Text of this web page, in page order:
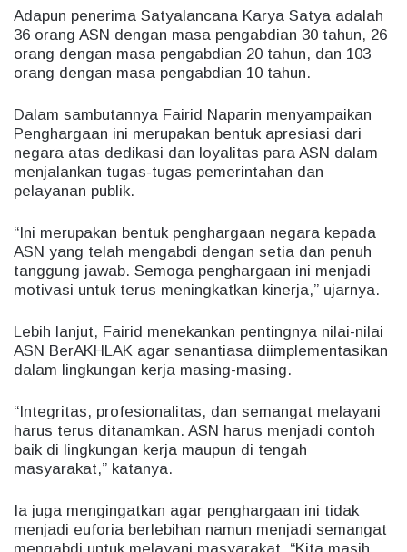
Adapun penerima Satyalancana Karya Satya adalah
36 orang ASN dengan masa pengabdian 30 tahun, 26
orang dengan masa pengabdian 20 tahun, dan 103
orang dengan masa pengabdian 10 tahun.
Dalam sambutannya Fairid Naparin menyampaikan
Penghargaan ini merupakan bentuk apresiasi dari
negara atas dedikasi dan loyalitas para ASN dalam
menjalankan tugas-tugas pemerintahan dan
pelayanan publik.
“Ini merupakan bentuk penghargaan negara kepada
ASN yang telah mengabdi dengan setia dan penuh
tanggung jawab. Semoga penghargaan ini menjadi
motivasi untuk terus meningkatkan kinerja,” ujarnya.
Lebih lanjut, Fairid menekankan pentingnya nilai-nilai
ASN BerAKHLAK agar senantiasa diimplementasikan
dalam lingkungan kerja masing-masing.
“Integritas, profesionalitas, dan semangat melayani
harus terus ditanamkan. ASN harus menjadi contoh
baik di lingkungan kerja maupun di tengah
masyarakat,” katanya.
Ia juga mengingatkan agar penghargaan ini tidak
menjadi euforia berlebihan namun menjadi semangat